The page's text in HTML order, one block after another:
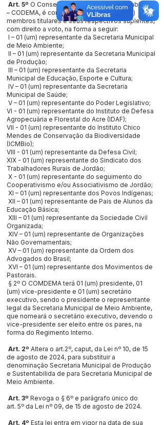
Art. 5º O Conselho Municipal de Meio Ambiente
– CODEMA, é composto por16 (dezesseis)
membros titulares e seus respectivos suplentes,
com direito a voto, na forma a seguir:
I – 01 (um) representante da Secretaria Municipal
de Meio Ambiente;
II – 01 (um) representante da Secretaria Municipal
de Produção;
III – 01 (um) representante da Secretaria
Municipal de Educação, Esporte e Cultura;
IV – 01 (um) representante da Secretaria
Municipal de Saúde;
V – 01 (um) representante do Poder Legislativo;
VI - 01 (um) representante do Instituto de Defesa
Agropecuária e Florestal do Acre (IDAF);
VII - 01 (um) representante do Instituto Chico
Mendes de Conservação da Biodiversidade
(ICMBio);
VIII - 01 (um) representante da Defesa Civil;
XIX - 01 (um) representante do Sindicato dos
Trabalhadores Rurais de Jordão;
X - 01 (um) representante do seguimento do
Cooperativismo e/ou Associativismo de Jordão;
XI – 01 (um) representante dos Povos Indígenas;
XII – 01 (um) representante de Pais de Alunos da
Educação Básica;
XIII – 01 (um) representante da Sociedade Civil
Organizada;
XIV – 01 (um) representante de Organizações
Não Governamentais;
XV – 01 (um) representante da Ordem dos
Advogados do Brasil;
XVI – 01 (um) representante dos Movimentos de
Pastorais.
§ 2º O COMDEMA terá 01 (um) presidente, 01
(um) vice-presidente e 01 (um) secretário
executivo, sendo o presidente o representante
legal da Secretaria Municipal de Meio Ambiente,
que nomeará o secretário executivo, devendo o
vice-presidente ser eleito entre os pares, na
forma do Regimento Interno.
Art. 2º Altera o art.2º, caput, da Lei nº 10, de 15
de agosto de 2024, para substituir a
denominação Secretaria Municipal de Produção
e Sustentabilida de para Secretaria Municipal de
Meio Ambiente.
Art. 3º Revoga o § 6º e parágrafo único do
art. 5º da Lei nº 09, de 15 de agosto de 2024.
Art. 4º Esta lei entra em vigor na data de sua